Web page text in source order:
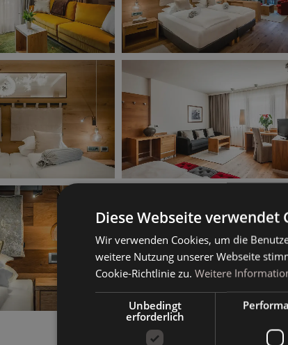
Diese Webseite verwendet
Wir verwenden Cookies, um die
weitere Nutzung unserer Webseite
Cookie-Richtlinie zu. Weitere
Unbedingt
erforderlich